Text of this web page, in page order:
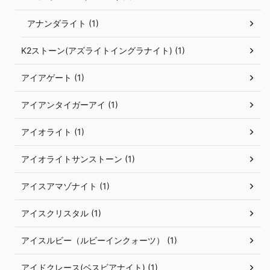
アナンダライト (1)
K2ストーン(アズライトイングラナイト) (1)
アイアゲート (1)
アイアンタイガーアイ (1)
アイオライト (1)
アイオライトサンストーン (1)
アイスアマゾナイト (1)
アイスクリスタル (1)
アイスルビー（ルビーインクォーツ） (1)
アイドクレース(ベスビアナイト) (1)